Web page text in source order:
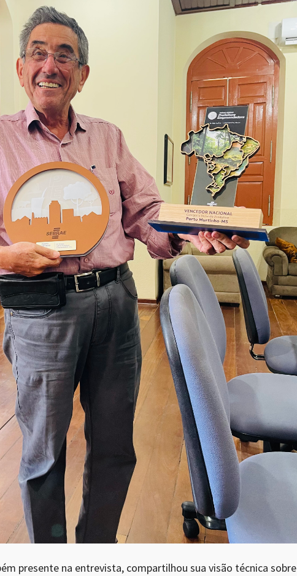
presente na entrevista, compartilhou sua visão técnica sobre